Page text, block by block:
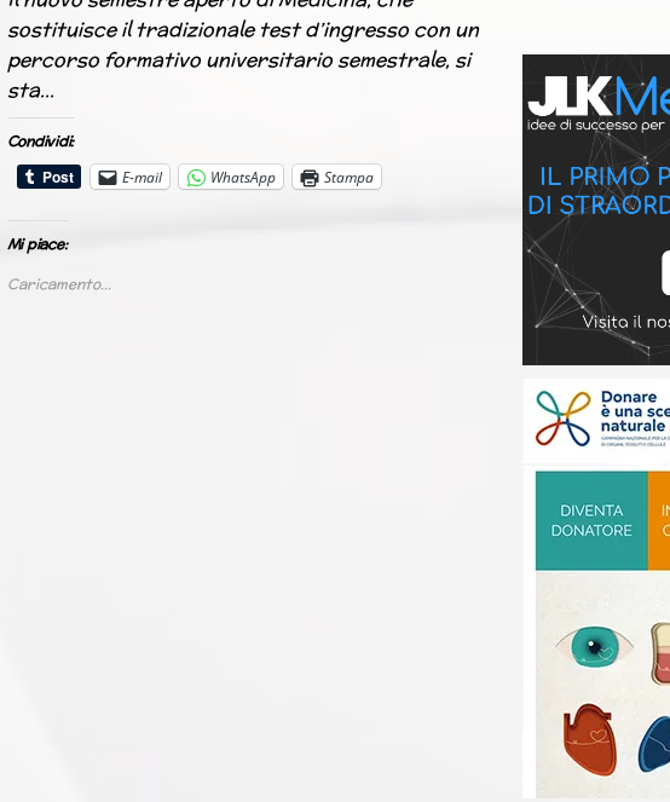
sostituisce il tradizionale test d’ingresso con un
percorso formativo universitario semestrale, si
sta…
Condividi:
E-mail
WhatsApp Stampa
Mi piace:
Caricamento...